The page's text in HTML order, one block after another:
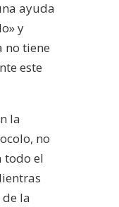
ayuda
y
no tiene
este
la
no
todo el
la